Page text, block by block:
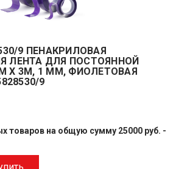
9 ПЕНАКРИЛОВАЯ
ЛЕНТА ДЛЯ ПОСТОЯННОЙ
X 3М, 1 ММ, ФИОЛЕТОВАЯ
9
товаров на общую сумму 25000 руб. -